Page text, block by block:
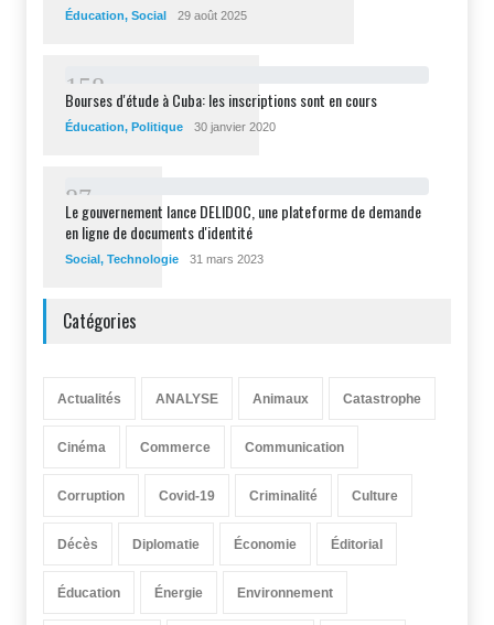
Éducation, Social 29 août 2025
1 58
Bourses d'étude à Cuba: les inscriptions sont en cours
Éducation, Politique 30 janvier 2020
87
Le gouvernement lance DELIDOC, une plateforme de demande
en ligne de documents d'identité
Social, Technologie 31 mars 2023
Catégories
Actualités ANALYSE Animaux Catastrophe
Cinéma Commerce Communication
Corruption Covid-19 Criminalité Culture
Décès Diplomatie Économie Éditorial
Éducation Énergie Environnement